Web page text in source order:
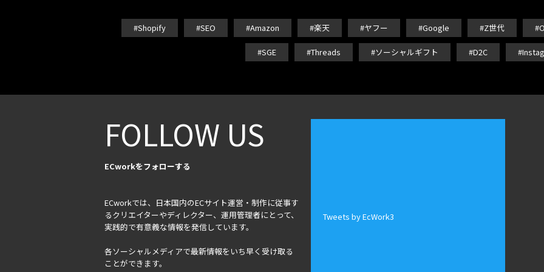
#Shopify #SEO #Amazon #楽天 #ヤフー #Google #Z世代
#SGE #Threads #ソーシャルギフト #D2C
FOLLOW US
ECworkをフォローする
ECworkでは、日本国内のECサイト運営・制作に従事す
るクリエイターやディレクター、運用管理者にとって、
実践的で有意義な情報を発信しています。
各ソーシャルメディアで最新情報をいち早く受け取る
ことができます。
Tweets by EcWork3